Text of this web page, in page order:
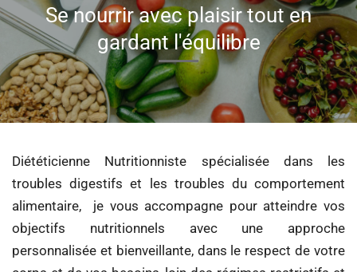
Se nourrir avec plaisir tout en
gardant l'équilibre
Diététicienne Nutritionniste spécialisée dans les
troubles digestifs et les troubles du comportement
alimentaire, je vous accompagne pour atteindre vos
objectifs nutritionnels avec une approche
personnalisée et bienveillante, dans le respect de votre